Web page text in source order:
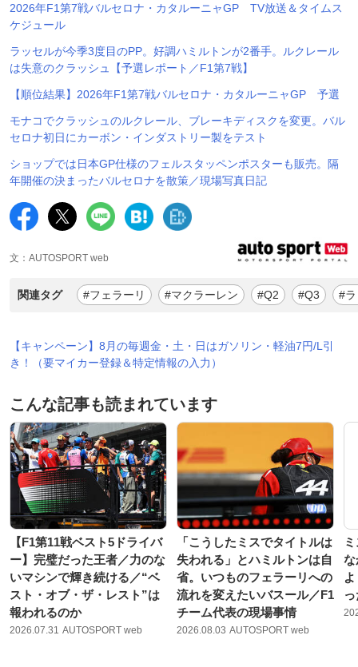
2026年F1第7戦バルセロナ・カタルーニャGP TV放送＆タイムス
ケジュール
ラッセルが今季3度目のPP。好調ハミルトンが2番手。ルクレール
は失意のクラッシュ【予選レポート／F1第7戦】
【順位結果】2026年F1第7戦バルセロナ・カタルーニャGP 予選
モナコでクラッシュのルクレール、ブレーキディスクを変更。バル
セロナ初日にカーボン・インダストリー製をテスト
ショップでは日本GP仕様のフェルスタッペンポスターも販売。隔
年開催の決まったバルセロナを散策／現場写真日記
文：AUTOSPORT web
関連タグ #フェラーリ #マクラーレン #Q2 #Q3 #
【キャンペーン】8月の毎週金・土・日はガソリン・軽油7円/L引
き！（要マイカー登録＆特定情報の入力）
こんな記事も読まれています
【F1第11戦ベスト5ドライバ
ー】完璧だった王者／力のな
いマシンで輝き続ける／“ベ
スト・オブ・ザ・レスト”は
報われるのか
2026.07.31 AUTOSPORT web
「こうしたミスでタイトルは
失われる」とハミルトンは自
省。いつものフェラーリへの
流れを変えたいバスール／F1
チーム代表の現場事情
2026.08.03 AUTOSPORT web
な